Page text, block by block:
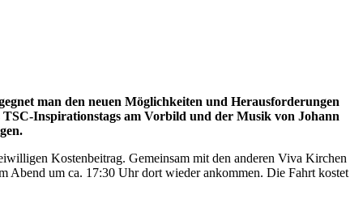
man den neuen Möglichkeiten und Herausforderungen
TSC-Inspirationstags am Vorbild und der Musik von Johann
Kostenbeitrag. Gemeinsam mit den anderen Viva Kirchen
Abend um ca. 17:30 Uhr dort wieder ankommen. Die Fahrt kostet